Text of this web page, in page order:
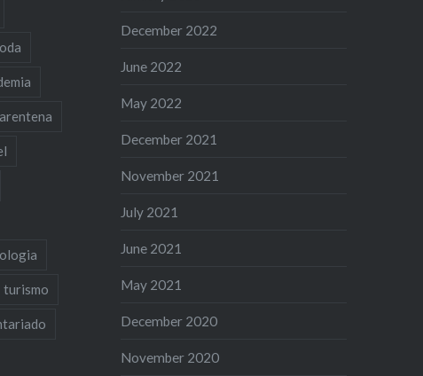
turismo
December 2022
June 2022
May 2022
December 2021
November 2021
July 2021
June 2021
May 2021
December 2020
November 2020